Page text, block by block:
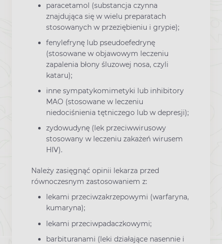
paracetamol (substancja czynna
znajdująca się w wielu preparatach
stosowanych w przeziębieniu i grypie);
fenylefrynę lub pseudoefedrynę
(stosowane w objawowym leczeniu
zapalenia błony śluzowej nosa, czyli
kataru);
inne sympatykomimetyki lub inhibitory
MAO (stosowane w leczeniu
niedociśnienia tętniczego lub w depresji);
zydowudynę (lek przeciwwirusowy
stosowany w leczeniu zakażeń wirusem
HIV).
Należy zasięgnąć opinii lekarza przed
równoczesnym zastosowaniem z:
lekami przeciwzakrzepowymi (warfaryna,
kumaryna);
lekami przeciwpadaczkowymi;
barbituranami (leki działające nasennie i